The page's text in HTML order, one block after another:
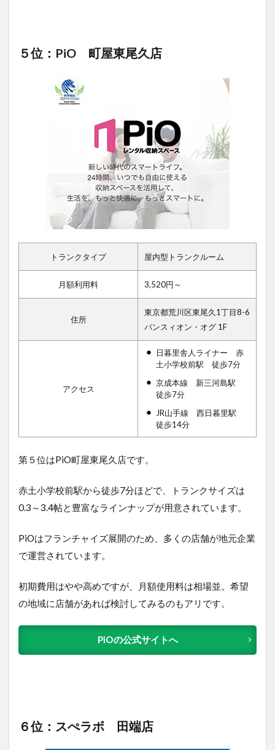
５位：PiO 町屋東尾久店
トランクタイプ 屋内型トランクルーム
月額利用料 3,520円～
住所
東京都荒川区東尾久1丁目8-6
パンスィオン・オグ 1F
アクセス
日暮里舎人ライナー 赤
土小学校前駅 徒歩7分
京成本線 新三河島駅
徒歩7分
JR山手線 西日暮里駅
徒歩14分
第５位はPiO町屋東尾久店です。
赤土小学校前駅から徒歩7分ほどで、トランクサイズは
0.3～3.4帖と豊富なラインナップが用意されています。
PiOはフランチャイズ展開のため、多くの店舗が地元企業
で運営されています。
初期費用はやや高めですが、月額使用料は相場並。希望
の地域に店舗があれば検討してみるのもアリです。
PiOの公式サイトへ
６位：スぺラボ 田端店